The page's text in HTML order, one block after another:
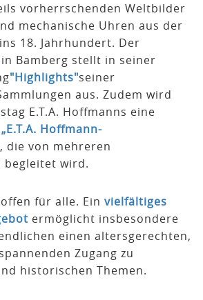
vorherrschenden Weltbilder
mechanische Uhren aus der
18. Jahrhundert. Der
Bamberg stellt in seiner
"Highlights"seiner
aus. Zudem wird
E.T.A. Hoffmanns eine
„E.T.A. Hoffmann-
die von mehreren
begleitet wird.
für alle. Ein vielfältiges
ermöglicht insbesondere
einen altersgerechten,
Zugang zu
historischen Themen.